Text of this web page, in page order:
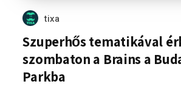
tixa
Szuperhős tematikával
szombaton a Brains a
Parkba